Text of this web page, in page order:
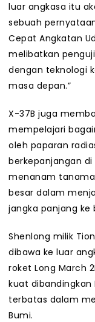
luar angkasa itu
sebuah
Cepat Angkatan
melibatkan
dengan teknologi
masa depan.”
X-37B juga
mempelajari
oleh paparan
berkepanjangan
menanam
besar dalam
jangka panjang ke
Shenlong milik
dibawa ke luar
roket Long March
kuat dibandingkan
terbatas dalam
Bumi.